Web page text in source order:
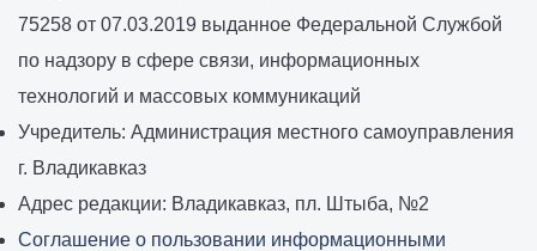
75258 от 07.03.2019 выданное Федеральной Службой
по надзору в сфере связи, информационных
технологий и массовых коммуникаций
Учредитель: Администрация местного самоуправления
г. Владикавказ
Адрес редакции: Владикавказ, пл. Штыба, №2
Соглашение о пользовании информационными